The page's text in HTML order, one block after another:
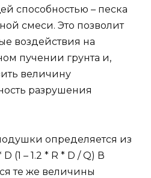
способностью – песка
смеси. Это позволит
воздействия на
пучении грунта и,
величину
разрушения
определяется из
(1 – 1.2 * R * D / Q) В
те же величины